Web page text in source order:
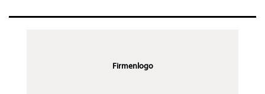
Firmenlogo